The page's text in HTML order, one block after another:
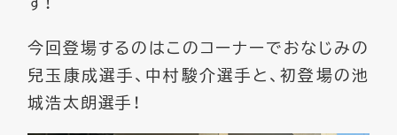
今回登場するのはこのコーナーでおなじみの
兒玉康成選手、中村駿介選手と、初登場の池
城浩太朗選手！